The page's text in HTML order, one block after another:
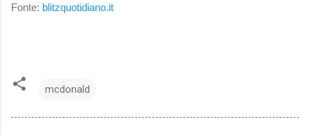
Fonte: blitzquotidiano.it
mcdonald